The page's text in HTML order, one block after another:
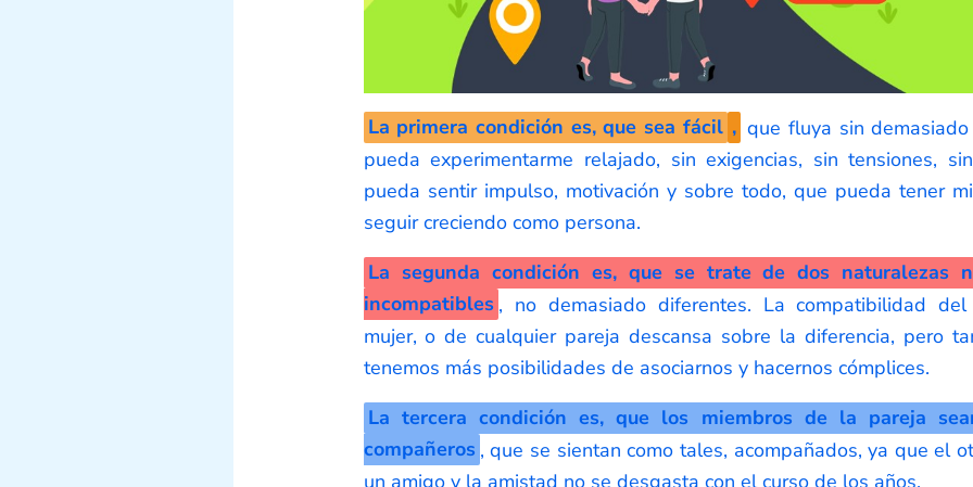
La primera condición es, que sea fácil , que fluya sin
pueda experimentarme relajado, sin exigencias, sin tensiones,
pueda sentir impulso, motivación y sobre todo, que pueda tener
seguir creciendo como persona.
La segunda condición es, que se trate de dos naturalezas
incompatibles , no demasiado diferentes. La compatibilidad
mujer, o de cualquier pareja descansa sobre la diferencia, pero
tenemos más posibilidades de asociarnos y hacernos cómplices.
La tercera condición es, que los miembros de la pareja
compañeros , que se sientan como tales, acompañados, ya que el
un amigo y la amistad no se desgasta con el curso de los años.